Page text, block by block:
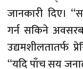
जानकारी दिए।
गर्न सकिने
उद्यमशीलतातर्फ
“यदि पाँच सय